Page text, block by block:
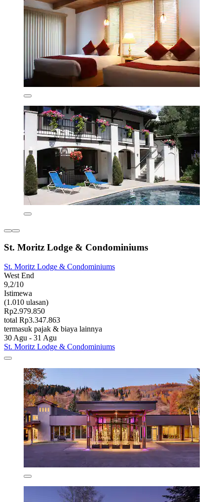
St. Moritz Lodge & Condominiums
St. Moritz Lodge & Condominiums
West End
9,2/10
Istimewa
(1.010 ulasan)
Rp2.979.850
total Rp3.347.863
termasuk pajak & biaya lainnya
30 Agu - 31 Agu
St. Moritz Lodge & Condominiums